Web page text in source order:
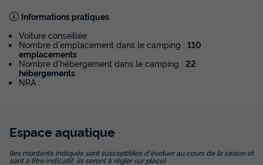
Informations pratiques
Voiture conseillée
Nombre d'emplacement dans le camping : 110
emplacements
Nombre d'hébergement dans le camping : 22
hébergements
NRA :
Espace aquatique
(les montants indiqués sont susceptibles d'évoluer au cours de la saison et
sont à titre indicatif, ils seront à régler sur place)